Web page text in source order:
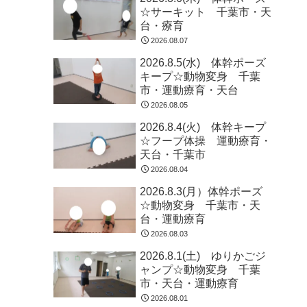
☆サーキット 千葉市・天
台・療育
2026.08.07
2026.8.5(水) 体幹ポーズ
キープ☆動物変身 千葉
市・運動療育・天台
2026.08.05
2026.8.4(火) 体幹キープ
☆フープ体操 運動療育・
天台・千葉市
2026.08.04
2026.8.3(月）体幹ポーズ
☆動物変身 千葉市・天
台・運動療育
2026.08.03
2026.8.1(土) ゆりかごジ
ャンプ☆動物変身 千葉
市・天台・運動療育
2026.08.01